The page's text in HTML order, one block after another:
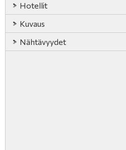
Hotellit
Kuvaus
Nähtävyydet